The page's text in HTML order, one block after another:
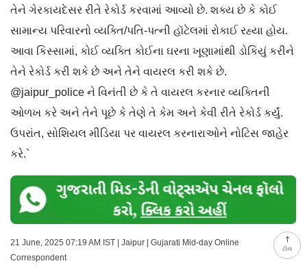
ટોચ
તેને ગેરકાયદેસર રીતે રેકોર્ડ કરવામાં આવ્યો છે. શક્ય છે કે કોઈ
સામાન્ય પરિવારનો વ્યક્તિ/પતિ-પત્ની હૉટેલમાં રોકાઈ રહ્યા હોય.
આવા કિસ્સામાં, કોઈ વ્યક્તિ કોઈના ઘરના ખૂણામાંથી ડોકિયું કરીને
તેને રેકોર્ડ કરી શકે છે અને તેને વાયરલ કરી શકે છે.
@jaipur_police ને વિનંતી છે કે તે વાયરલ કરનાર વ્યક્તિની
ઓળખ કરે અને તેને પૂછે કે તેણે તે કેમ અને કેવી રીતે રેકોર્ડ કર્યું.
ઉપરાંત, સોશિયલ મીડિયા પર વાયરલ કરનારાઓને નોટિસ જાહેર
કરે.`
21 June, 2025 07:19 AM IST | Jaipur | Gujarati Mid-day Online
Correspondent